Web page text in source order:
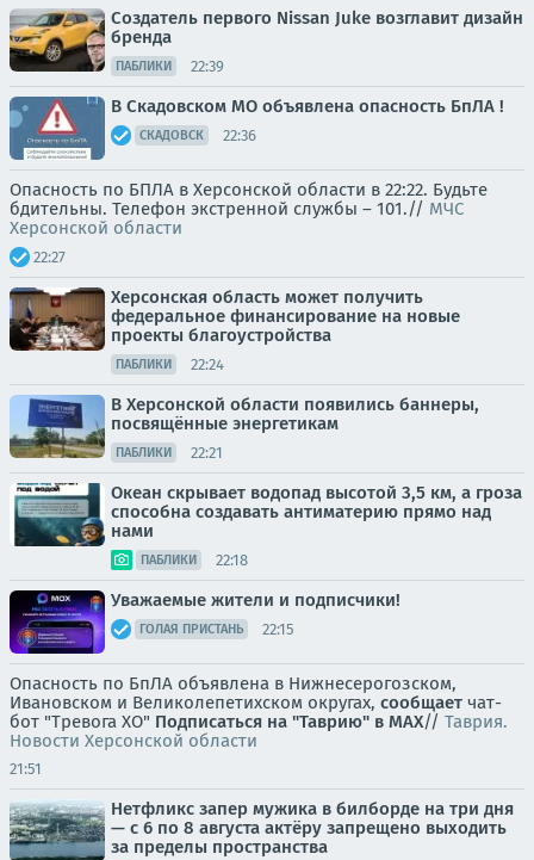
Создатель первого Nissan Juke возглавит дизайн
бренда
ПАБЛИКИ 22:39
В Скадовском МО объявлена опасность БпЛА !
СКАДОВСК 22:36
Опасность по БПЛА в Херсонской области в 22:22. Будьте
бдительны. Телефон экстренной службы – 101.// МЧС
Херсонской области
22:27
Херсонская область может получить
федеральное финансирование на новые
проекты благоустройства
ПАБЛИКИ 22:24
В Херсонской области появились баннеры,
посвящённые энергетикам
ПАБЛИКИ 22:21
Океан скрывает водопад высотой 3,5 км, а гроза
способна создавать антиматерию прямо над
нами
ПАБЛИКИ 22:18
Уважаемые жители и подписчики!
ГОЛАЯ ПРИСТАНЬ 22:15
Опасность по БпЛА объявлена в Нижнесерогозском,
Ивановском и Великолепетихском округах, сообщает чат-
бот "Тревога ХО" Подписаться на "Таврию" в MAX// Таврия.
Новости Херсонской области
21:51
Нетфликс запер мужика в билборде на три дня
— с 6 по 8 августа актёру запрещено выходить
за пределы пространства